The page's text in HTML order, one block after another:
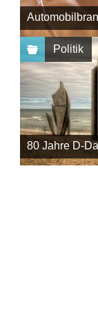
Politik
80 Jahre D-